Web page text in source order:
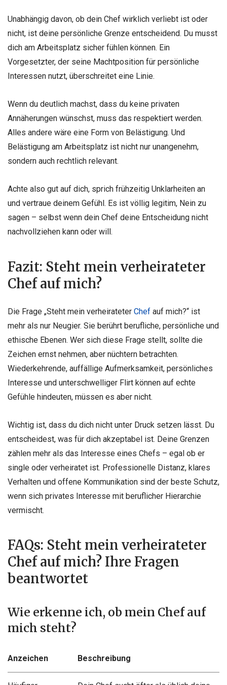
Unabhängig davon, ob dein Chef wirklich verliebt ist oder
nicht, ist deine persönliche Grenze entscheidend. Du musst
dich am Arbeitsplatz sicher fühlen können. Ein
Vorgesetzter, der seine Machtposition für persönliche
Interessen nutzt, überschreitet eine Linie.
Wenn du deutlich machst, dass du keine privaten
Annäherungen wünschst, muss das respektiert werden.
Alles andere wäre eine Form von Belästigung. Und
Belästigung am Arbeitsplatz ist nicht nur unangenehm,
sondern auch rechtlich relevant.
Achte also gut auf dich, sprich frühzeitig Unklarheiten an
und vertraue deinem Gefühl. Es ist völlig legitim, Nein zu
sagen – selbst wenn dein Chef deine Entscheidung nicht
nachvollziehen kann oder will.
Fazit: Steht mein verheirateter
Chef auf mich?
Die Frage „Steht mein verheirateter Chef auf mich?“ ist
mehr als nur Neugier. Sie berührt berufliche, persönliche und
ethische Ebenen. Wer sich diese Frage stellt, sollte die
Zeichen ernst nehmen, aber nüchtern betrachten.
Wiederkehrende, auffällige Aufmerksamkeit, persönliches
Interesse und unterschwelliger Flirt können auf echte
Gefühle hindeuten, müssen es aber nicht.
Wichtig ist, dass du dich nicht unter Druck setzen lässt. Du
entscheidest, was für dich akzeptabel ist. Deine Grenzen
zählen mehr als das Interesse eines Chefs – egal ob er
single oder verheiratet ist. Professionelle Distanz, klares
Verhalten und offene Kommunikation sind der beste Schutz,
wenn sich privates Interesse mit beruflicher Hierarchie
vermischt.
FAQs: Steht mein verheirateter
Chef auf mich? Ihre Fragen
beantwortet
Wie erkenne ich, ob mein Chef auf
mich steht?
Anzeichen Beschreibung